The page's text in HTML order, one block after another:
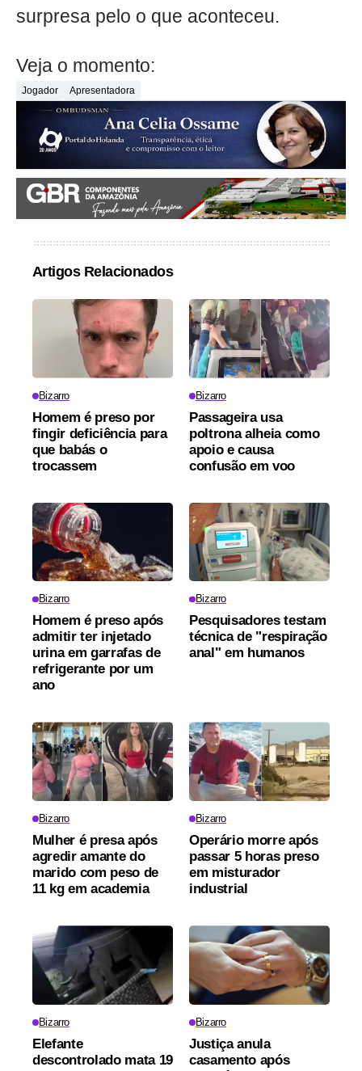
surpresa pelo o que aconteceu.
Veja o momento:
Jogador Apresentadora
Artigos Relacionados
Bizarro
Homem é preso por
fingir deficiência para
que babás o
trocassem
Bizarro
Passageira usa
poltrona alheia como
apoio e causa
confusão em voo
Bizarro
Homem é preso após
admitir ter injetado
urina em garrafas de
refrigerante por um
ano
Bizarro
Pesquisadores testam
técnica de "respiração
anal" em humanos
Bizarro
Mulher é presa após
agredir amante do
marido com peso de
11 kg em academia
Bizarro
Operário morre após
passar 5 horas preso
em misturador
industrial
Bizarro
Elefante
descontrolado mata 19
Bizarro
Justiça anula
casamento após